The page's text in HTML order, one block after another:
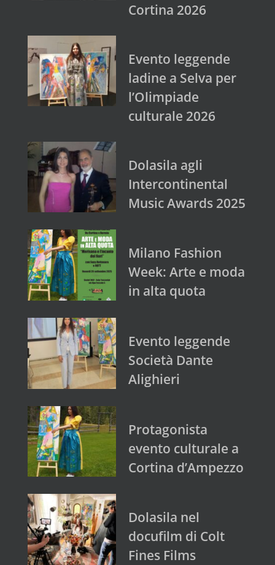
Cortina 2026
Evento leggende
ladine a Selva per
l’Olimpiade
culturale 2026
Dolasila agli
Intercontinental
Music Awards 2025
Milano Fashion
Week: Arte e moda
in alta quota
Evento leggende
Società Dante
Alighieri
Protagonista
evento culturale a
Cortina d’Ampezzo
Dolasila nel
docufilm di Colt
Fines Films